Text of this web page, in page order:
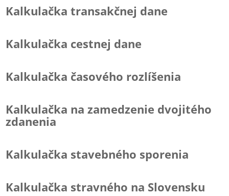
Kalkulačka transakčnej dane
Kalkulačka cestnej dane
Kalkulačka časového rozlíšenia
Kalkulačka na zamedzenie dvojitého
zdanenia
Kalkulačka stavebného sporenia
Kalkulačka stravného na Slovensku